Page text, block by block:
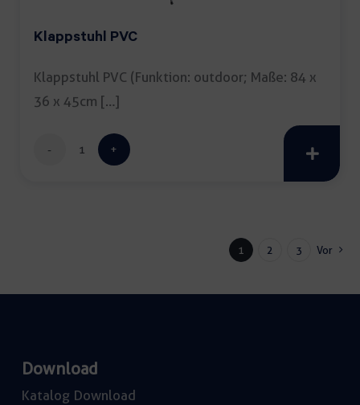
Klappstuhl PVC
Klappstuhl PVC (Funktion: outdoor; Maße: 84 x
36 x 45cm […]
Klappstuhl
1 2 3 Vor
Download
Katalog Download